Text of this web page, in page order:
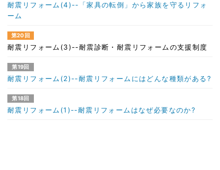
耐震リフォーム(4)--「家具の転倒」から家族を守るリフォ
ーム
第20回
耐震リフォーム(3)--耐震診断・耐震リフォームの支援制度
第19回
耐震リフォーム(2)--耐震リフォームにはどんな種類がある?
第18回
耐震リフォーム(1)--耐震リフォームはなぜ必要なのか?